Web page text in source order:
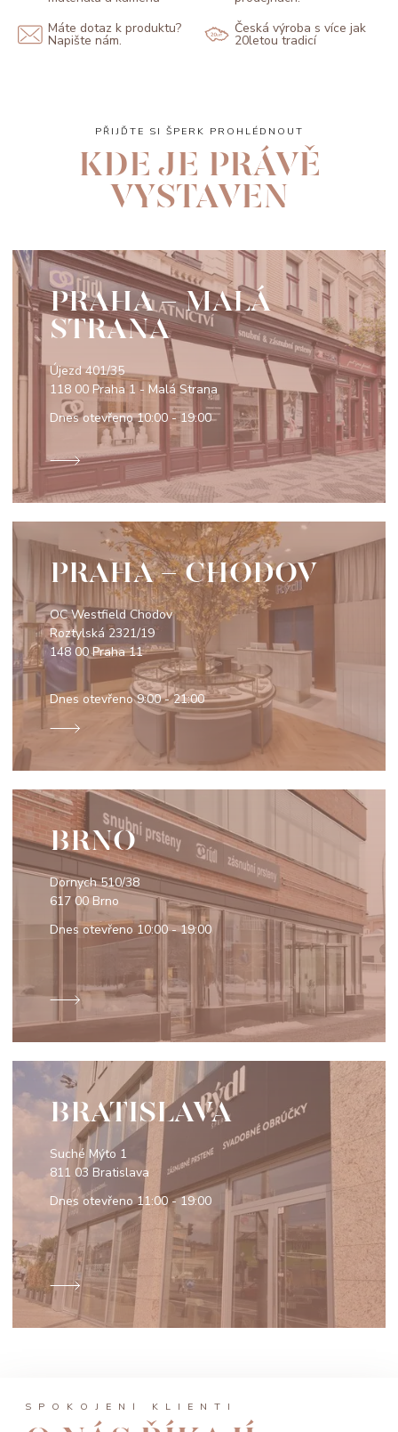
Máte dotaz k produktu?
Napište nám.
Česká výroba s více jak
20letou tradicí
PŘIJĎTE SI ŠPERK PROHLÉDNOUT
KDE JE PRÁVĚ
VYSTAVEN
PRAHA - MALÁ
STRANA
Újezd 401/35
118 00 Praha 1 - Malá Strana
Dnes otevřeno10:00 - 19:00
PRAHA - CHODOV
OC Westfield Chodov
Roztylská 2321/19
148 00 Praha 11
Dnes otevřeno9:00 - 21:00
BRNO
Dornych 510/38
617 00 Brno
Dnes otevřeno 10:00 - 19:00
BRATISLAVA
Suché Mýto 1
811 03 Bratislava
Dnes otevřeno11:00 - 19:00
SPOKOJENÍ KLIENTI